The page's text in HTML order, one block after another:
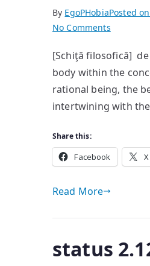
By EgoPHobiaPosted on
No Commentson
dreaptă
a
corpului
[Schiţă filosofică]
body within the
rational being, the
intertwining with
Share this:
Facebook X
Read More
status